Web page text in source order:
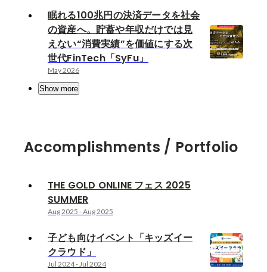
眠れる100兆円の決済データを社会
の資産へ。貯蓄や年収だけでは見
えない“消費実績”を価値にする次
世代FinTech「SyFu」
May 2026
Show more
Accomplishments / Portfolio
THE GOLD ONLINE フェス 2025
SUMMER
Aug 2025 -Aug 2025
子ども向けイベント「キッズイー
クラウド」
Jul 2024-Jul 2024